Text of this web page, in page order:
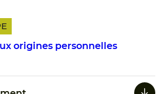
origines personnelles